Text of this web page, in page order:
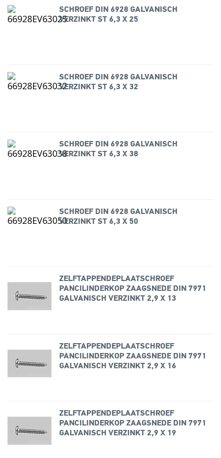
SCHROEF DIN 6928 GALVANISCH
VERZINKT ST 6,3 X 25
SCHROEF DIN 6928 GALVANISCH
VERZINKT ST 6,3 X 32
SCHROEF DIN 6928 GALVANISCH
VERZINKT ST 6,3 X 38
SCHROEF DIN 6928 GALVANISCH
VERZINKT ST 6,3 X 50
ZELFTAPPENDEPLAATSCHROEF
PANCILINDERKOP ZAAGSNEDE DIN 7971
GALVANISCH VERZINKT 2,9 X 13
ZELFTAPPENDEPLAATSCHROEF
PANCILINDERKOP ZAAGSNEDE DIN 7971
GALVANISCH VERZINKT 2,9 X 16
ZELFTAPPENDEPLAATSCHROEF
PANCILINDERKOP ZAAGSNEDE DIN 7971
GALVANISCH VERZINKT 2,9 X 19